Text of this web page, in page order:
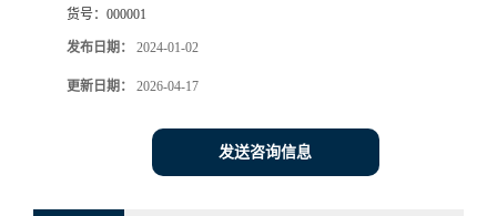
货号： 000001
发布日期： 2024-01-02
更新日期： 2026-04-17
发送咨询信息